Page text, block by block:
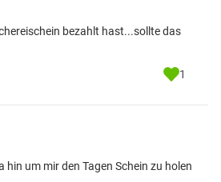
bezahlt hast...sollte das
1
hin um mir den Tagen Schein zu holen